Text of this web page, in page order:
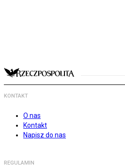
KONTAKT
O nas
Kontakt
Napisz do nas
REGULAMIN